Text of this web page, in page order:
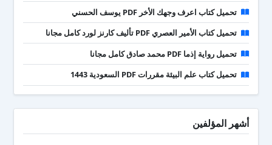
تحميل كتاب اعرف وجهك الأخر PDF يوسف الحسني
تحميل كتاب الأمير العصري PDF تأليف كارنز لورد كامل مجانا
تحميل رواية إذما PDF محمد صادق كامل مجانا
تحميل كتاب علم البيئة مقررات PDF السعودية 1443
أشهر المؤلفين